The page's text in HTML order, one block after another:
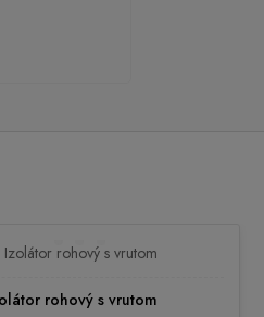
rohový s vrutom